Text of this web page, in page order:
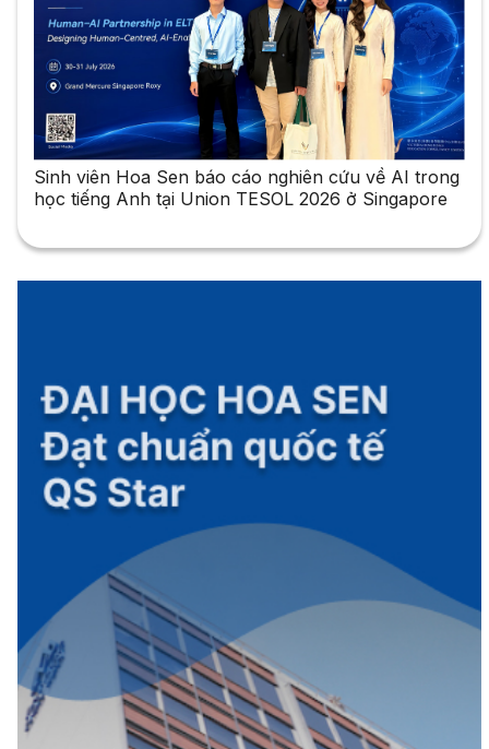
Sinh viên Hoa Sen báo cáo nghiên cứu về AI trong
học tiếng Anh tại Union TESOL 2026 ở Singapore